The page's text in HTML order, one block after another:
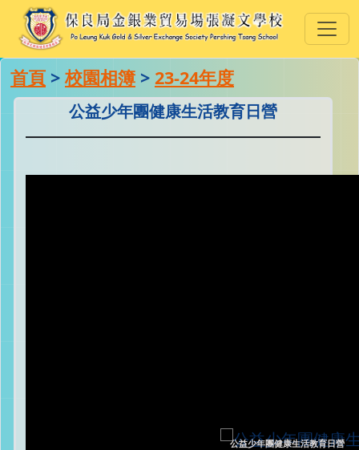
首頁 >校園相簿 > 23-24年度
公益少年團健康生活教育日營
公益少年團健康生活教育日營